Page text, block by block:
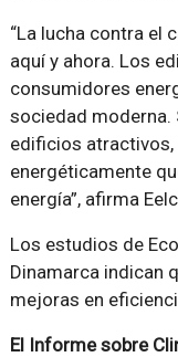
“La lucha contra el
aquí y ahora. Los
consumidores
sociedad moderna.
edificios atractivos,
energéticamente
energía”, afirma
Los estudios de
Dinamarca indican
mejoras en
El Informe sobre